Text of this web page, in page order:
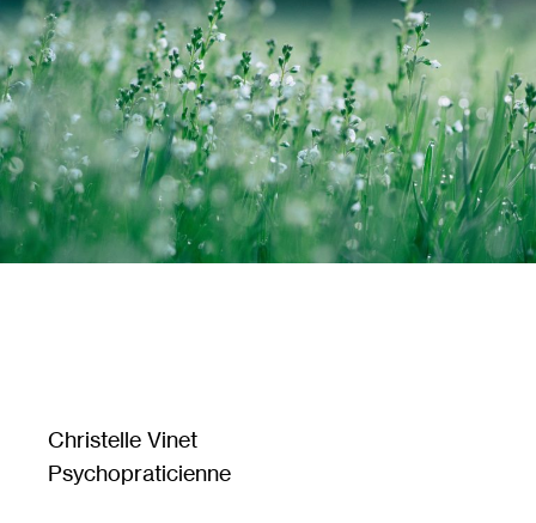
Christelle Vinet
Psychopraticienne